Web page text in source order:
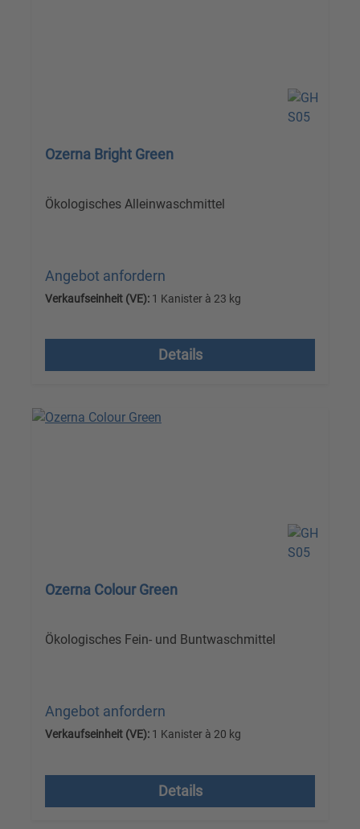
Ozerna Bright Green
Ökologisches Alleinwaschmittel
Angebot anfordern
Verkaufseinheit (VE): 1 Kanister à 23 kg
Details
Ozerna Colour Green
Ökologisches Fein- und Buntwaschmittel
Angebot anfordern
Verkaufseinheit (VE): 1 Kanister à 20 kg
Details